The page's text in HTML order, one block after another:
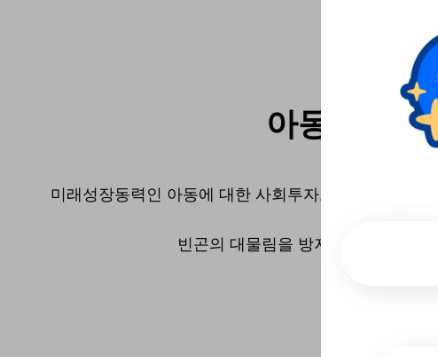
아동발달지
미래성장동력인 아동에 대한 사회투자로 취약계층 아
빈곤의 대물림을 방지하고 건전한